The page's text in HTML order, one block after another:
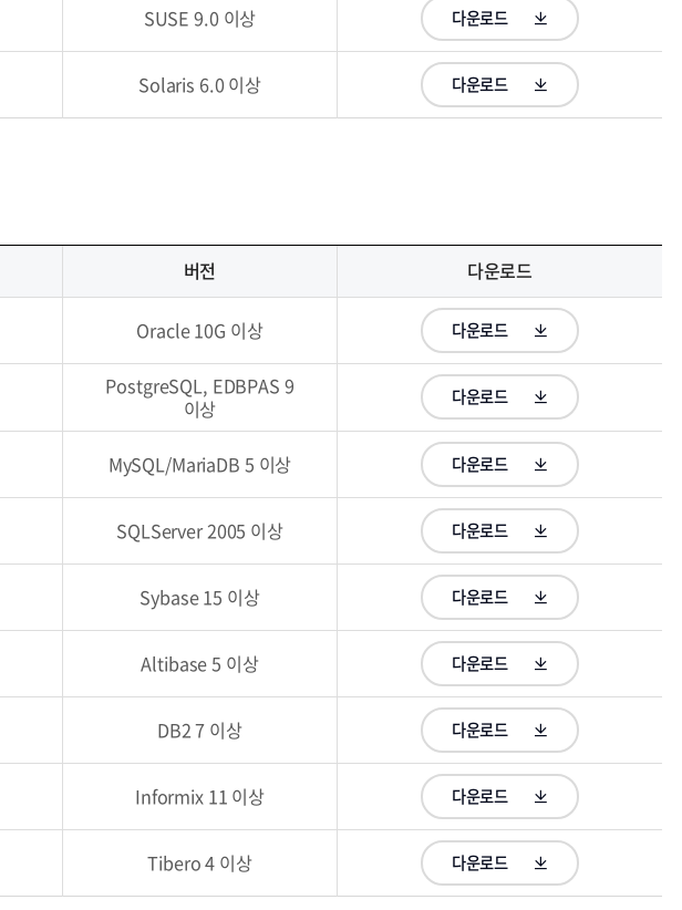
SUSE 9.0 이상 다운로드
Solaris 6.0 이상 다운로드
버전 다운로드
Oracle 10G 이상 다운로드
PostgreSQL, EDBPAS 9
이상
다운로드
MySQL/MariaDB 5 이상 다운로드
SQLServer 2005 이상 다운로드
Sybase 15 이상 다운로드
Altibase 5 이상 다운로드
DB2 7 이상 다운로드
Informix 11 이상 다운로드
Tibero 4 이상 다운로드